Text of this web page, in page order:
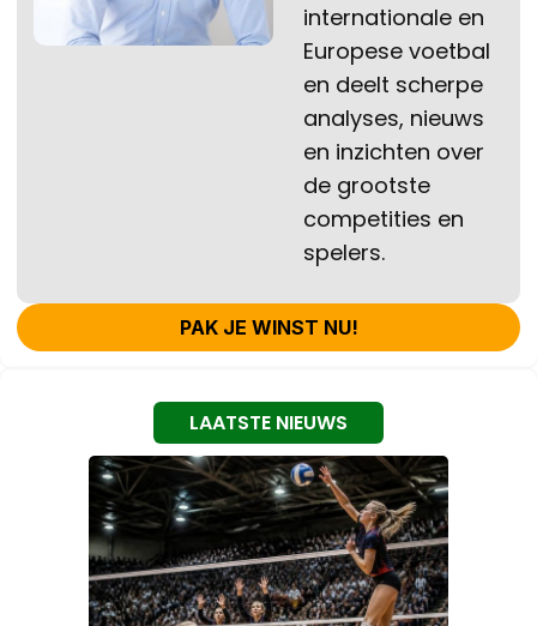
internationale en
Europese voetbal
en deelt scherpe
analyses, nieuws
en inzichten over
de grootste
competities en
spelers.
PAK JE WINST NU!
LAATSTE NIEUWS